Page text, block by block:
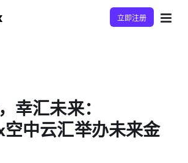
立即注册
幸汇未来：
中云汇举办未来金